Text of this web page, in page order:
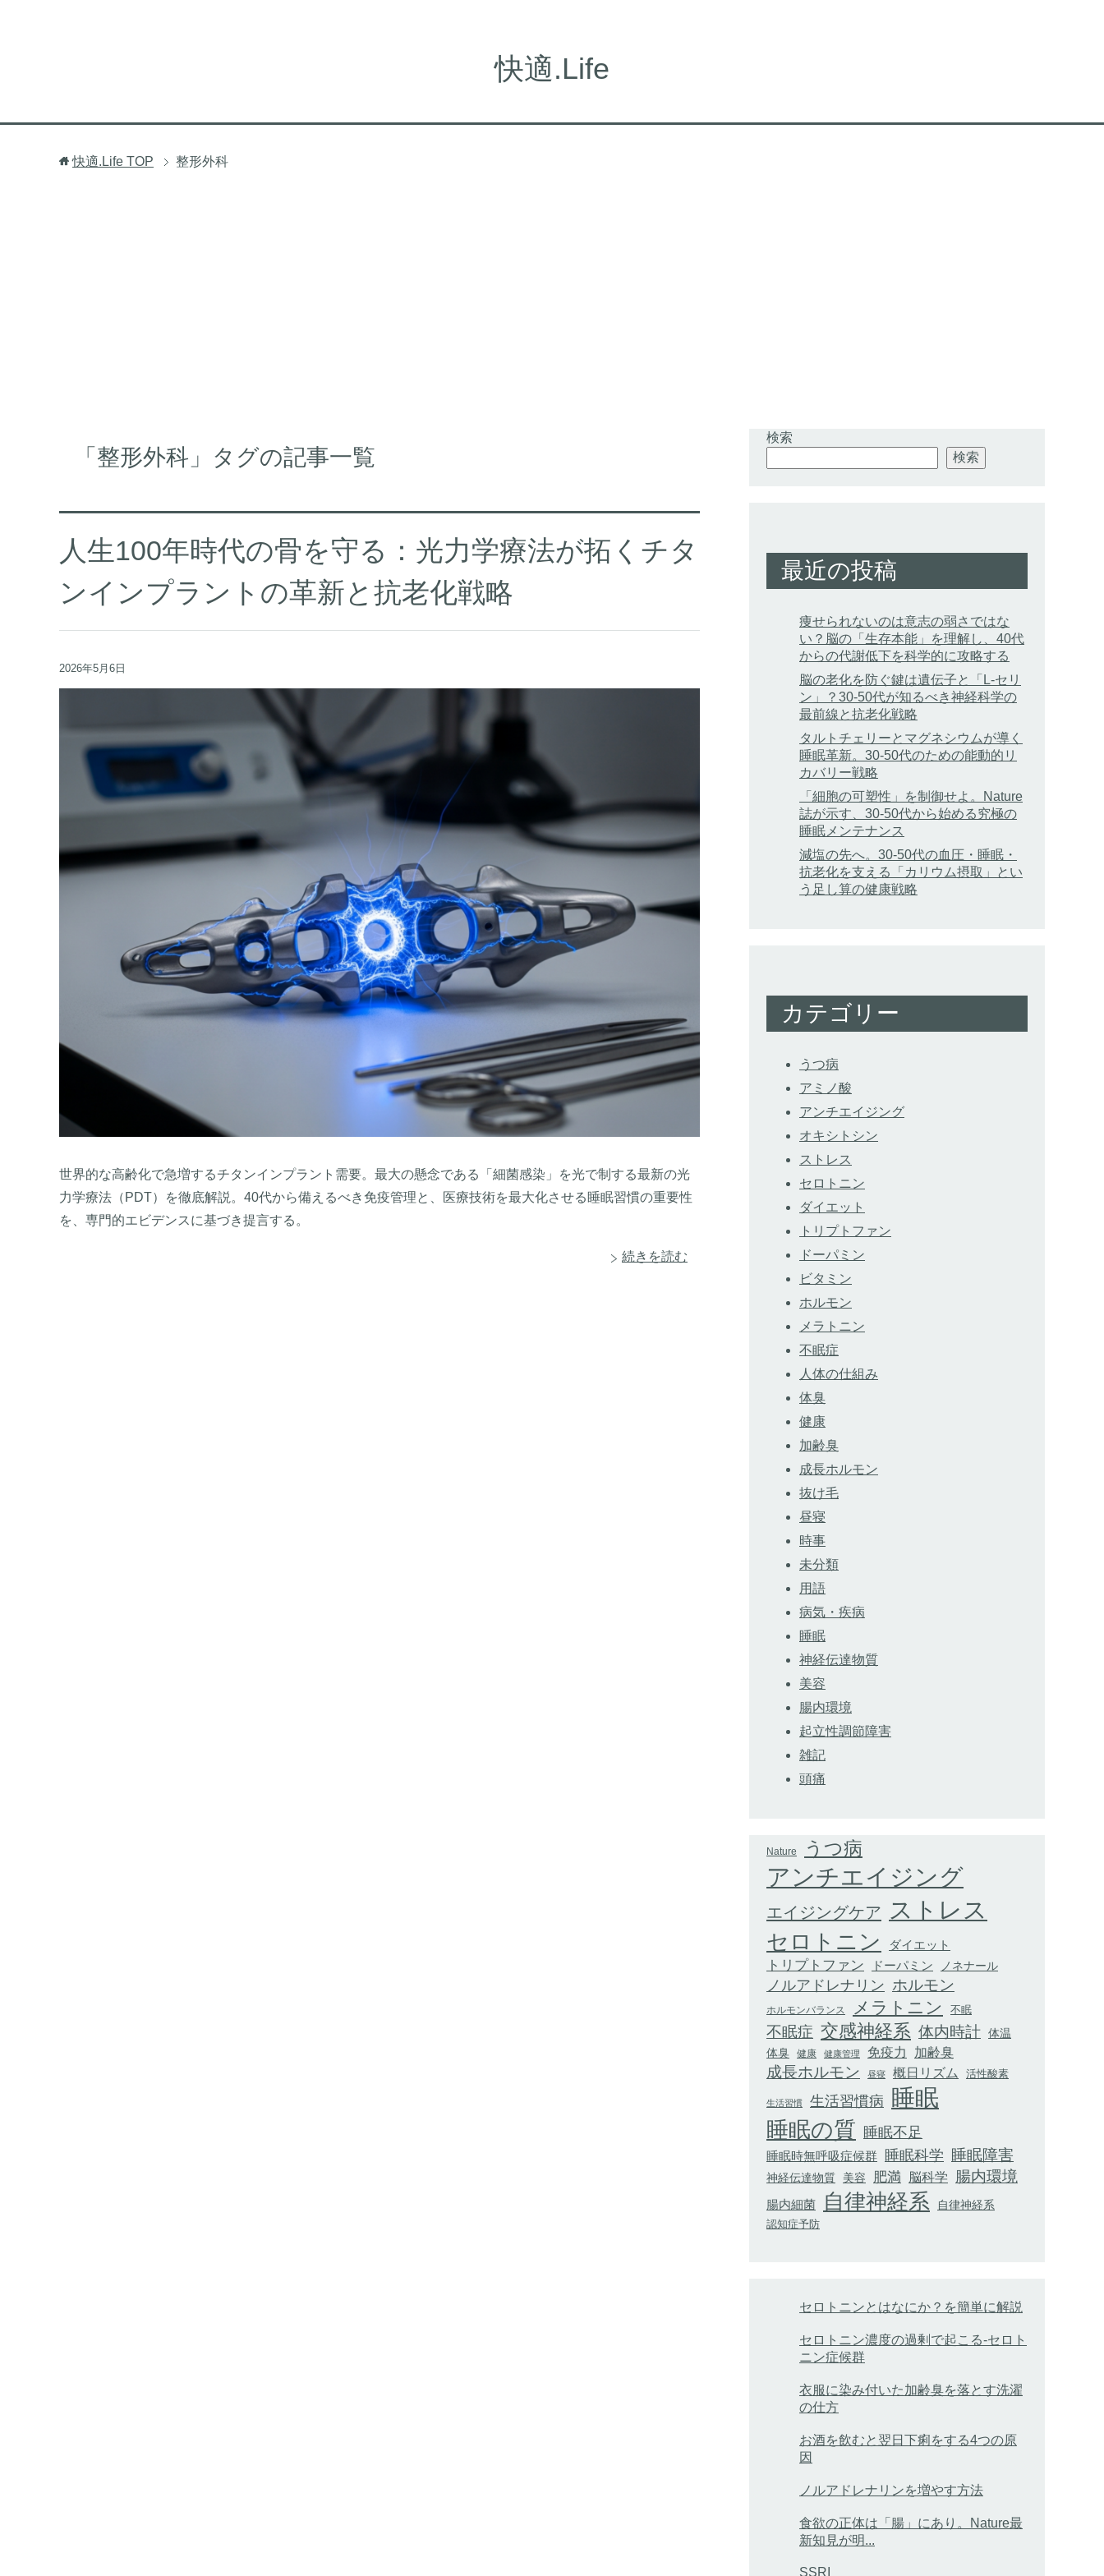
快適.Life
快適.Life TOP 整形外科
「整形外科」タグの記事一覧
人生100年時代の骨を守る：光力学療法が拓くチタ
ンインプラントの革新と抗老化戦略
2026年5月6日
世界的な高齢化で急増するチタンインプラント需要。最大の懸念である「細菌感染」を光で制する最新の光
力学療法（PDT）を徹底解説。40代から備えるべき免疫管理と、医療技術を最大化させる睡眠習慣の重要性
を、専門的エビデンスに基づき提言する。
続きを読む
検索
検索
最近の投稿
痩せられないのは意志の弱さではな
い？脳の「生存本能」を理解し、40代
からの代謝低下を科学的に攻略する
脳の老化を防ぐ鍵は遺伝子と「L-セリ
ン」？30-50代が知るべき神経科学の
最前線と抗老化戦略
タルトチェリーとマグネシウムが導く
睡眠革新。30-50代のための能動的リ
カバリー戦略
「細胞の可塑性」を制御せよ。Nature
誌が示す、30-50代から始める究極の
睡眠メンテナンス
減塩の先へ。30-50代の血圧・睡眠・
抗老化を支える「カリウム摂取」とい
う足し算の健康戦略
カテゴリー
うつ病
アミノ酸
アンチエイジング
オキシトシン
ストレス
セロトニン
ダイエット
トリプトファン
ドーパミン
ビタミン
ホルモン
メラトニン
不眠症
人体の仕組み
体臭
健康
加齢臭
成長ホルモン
抜け毛
昼寝
時事
未分類
用語
病気・疾病
睡眠
神経伝達物質
美容
腸内環境
起立性調節障害
雑記
頭痛
Nature うつ病
アンチエイジング
エイジングケア ストレス
セロトニン ダイエット
トリプトファン ドーパミン ノネナール
ノルアドレナリン ホルモン
ホルモンバランス メラトニン 不眠
不眠症 交感神経系 体内時計 体温
体臭 健康 健康管理 免疫力 加齢臭
成長ホルモン 昼寝 概日リズム 活性酸素
生活習慣 生活習慣病 睡眠
睡眠の質 睡眠不足
睡眠時無呼吸症候群 睡眠科学 睡眠障害
神経伝達物質 美容 肥満 脳科学 腸内環境
腸内細菌 自律神経系 自律神経系
認知症予防
セロトニンとはなにか？を簡単に解説
セロトニン濃度の過剰で起こる-セロト
ニン症候群
衣服に染み付いた加齢臭を落とす洗濯
の仕方
お酒を飲むと翌日下痢をする4つの原
因
ノルアドレナリンを増やす方法
食欲の正体は「腸」にあり。Nature最
新知見が明...
SSRI